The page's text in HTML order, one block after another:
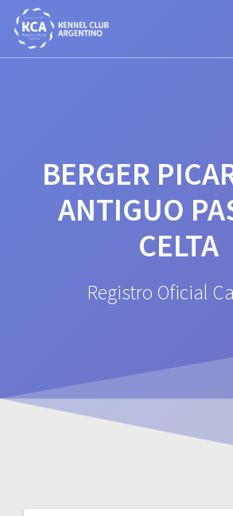
BERGER
ANTIGUO
CELTA
Registro Oficial